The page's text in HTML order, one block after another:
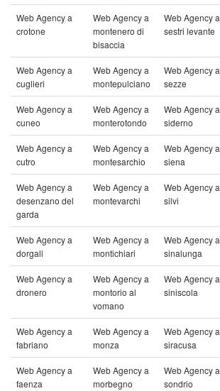
Web Agency a
crotone
Web Agency a
montenero di
bisaccia
Web Agency a
sestri levante
Web Agency a
cuglieri
Web Agency a
montepulciano
Web Agency a
sezze
Web Agency a
cuneo
Web Agency a
monterotondo
Web Agency a
siderno
Web Agency a
cutro
Web Agency a
montesarchio
Web Agency a
siena
Web Agency a
desenzano del
garda
Web Agency a
montevarchi
Web Agency a
silvi
Web Agency a
dorgali
Web Agency a
montichiari
Web Agency a
sinalunga
Web Agency a
dronero
Web Agency a
montorio al
vomano
Web Agency a
siniscola
Web Agency a
fabriano
Web Agency a
monza
Web Agency a
siracusa
Web Agency a
faenza
Web Agency a
morbegno
Web Agency a
sondrio